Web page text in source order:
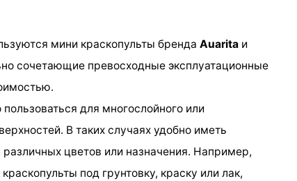
мини краскопульты бренда Auarita и
сочетающие превосходные эксплуатационные
для многослойного или
В таких случаях удобно иметь
цветов или назначения. Например,
под грунтовку, краску или лак,